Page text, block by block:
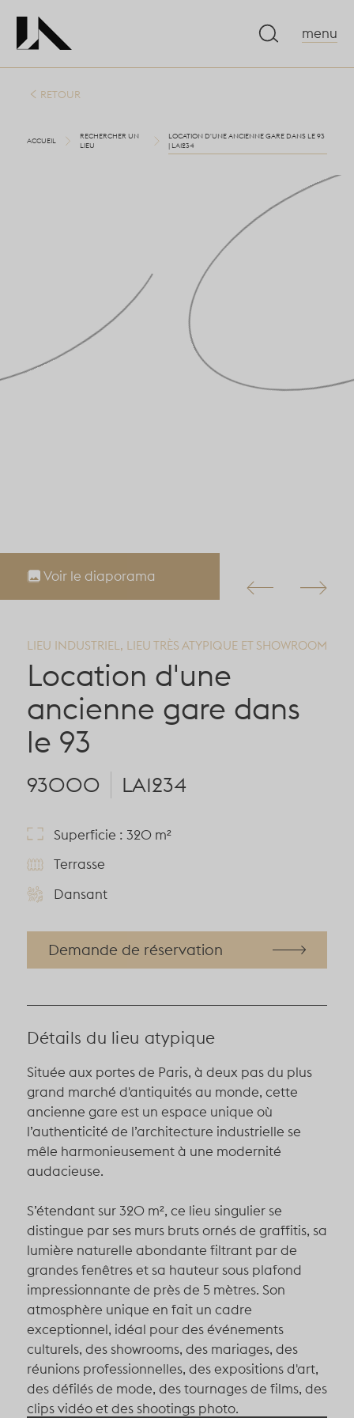
menu
Voir le diaporama
RETOUR
ACCUEIL
RECHERCHER UN
LIEU
LOCATION D'UNE ANCIENNE GARE DANS LE 93
| LA1234
LIEU INDUSTRIEL, LIEU TRÈS ATYPIQUE ET SHOWROOM
Location d'une
ancienne gare dans
le 93
93000 LA1234
Superficie : 320 m²
Terrasse
Dansant
Demande de réservation
Détails du lieu atypique
Située aux portes de Paris, à deux pas du plus
grand marché d'antiquités au monde, cette
ancienne gare est un espace unique où
l’authenticité de l’architecture industrielle se
mêle harmonieusement à une modernité
audacieuse.
S’étendant sur 320 m², ce lieu singulier se
distingue par ses murs bruts ornés de graffitis, sa
lumière naturelle abondante filtrant par de
grandes fenêtres et sa hauteur sous plafond
impressionnante de près de 5 mètres. Son
atmosphère unique en fait un cadre
exceptionnel, idéal pour des événements
culturels, des showrooms, des mariages, des
réunions professionnelles, des expositions d'art,
des défilés de mode, des tournages de films, des
clips vidéo et des shootings photo.